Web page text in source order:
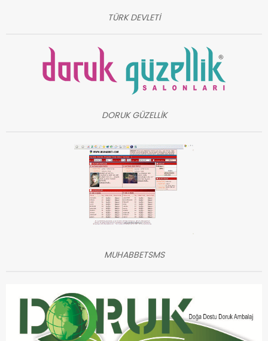
TÜRK DEVLETİ
DORUK GÜZELLİK
MUHABBETSMS